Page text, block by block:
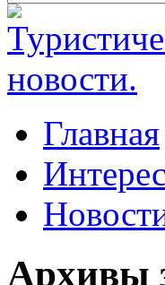
Главная
Архивы